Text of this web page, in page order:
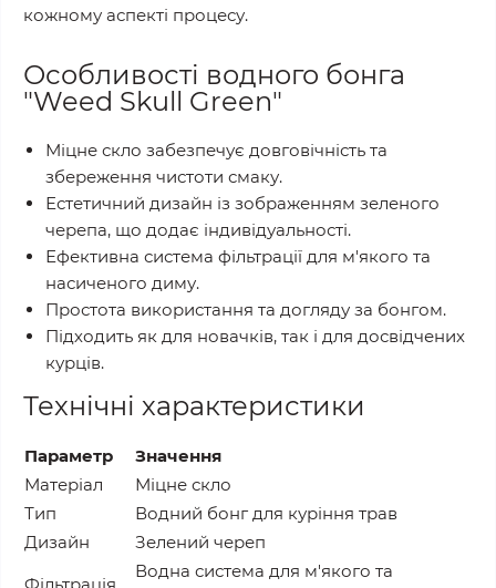
кожному аспекті процесу.
Особливості водного бонга
"Weed Skull Green"
Міцне скло забезпечує довговічність та
збереження чистоти смаку.
Естетичний дизайн із зображенням зеленого
черепа, що додає індивідуальності.
Ефективна система фільтрації для м'якого та
насиченого диму.
Простота використання та догляду за бонгом.
Підходить як для новачків, так і для досвідчених
курців.
Технічні характеристики
Параметр
Значення
Матеріал
Міцне скло
Тип
Водний бонг для куріння трав
Дизайн
Зелений череп
Водна система для м'якого та